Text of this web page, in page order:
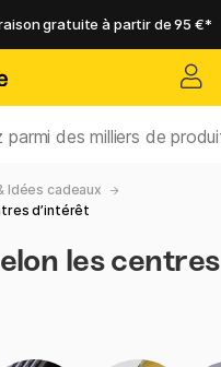
gratuite à partir de 95 €*
domicile ou point relais
gratuite à partir de 95 €*
domicile ou point relais
Idées cadeaux
d’intérêt
les centres